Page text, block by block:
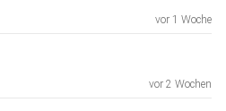
vor 1 Woche
vor 2 Wochen